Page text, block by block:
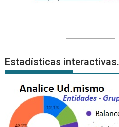
Estadísticas interactivas.